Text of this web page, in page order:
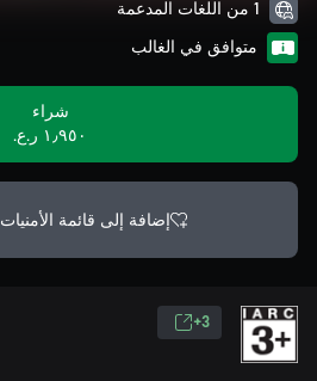
1 من اللغات المدعمة
متوافق في الغالب
شراء
١٫٩٥٠ ر.ع.‏
إضافة إلى قائمة الأمنيات
3+